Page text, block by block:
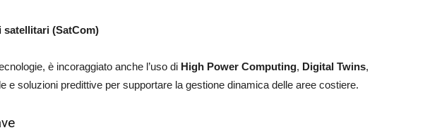
satellitari (SatCom)
è incoraggiato anche l’uso di High Power Computing, Digital Twins,
e soluzioni predittive per supportare la gestione dinamica delle aree costiere.